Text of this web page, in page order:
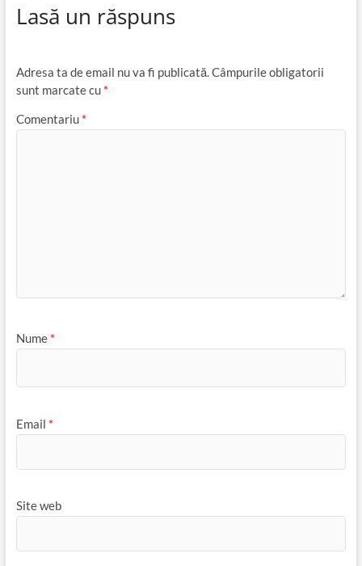
b
o
k
er
es s
p
ă
Lasă un răspuns
Adresa ta de email nu va fi publicată.Câmpurile obligatorii
sunt marcate cu *
Comentariu *
Nume *
Email *
Site web